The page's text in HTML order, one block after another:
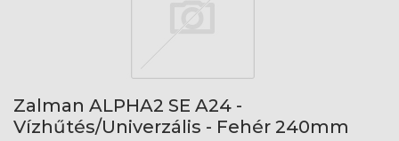
Zalman ALPHA2 SE A24 -
Vízhűtés/Univerzális - Fehér 240mm